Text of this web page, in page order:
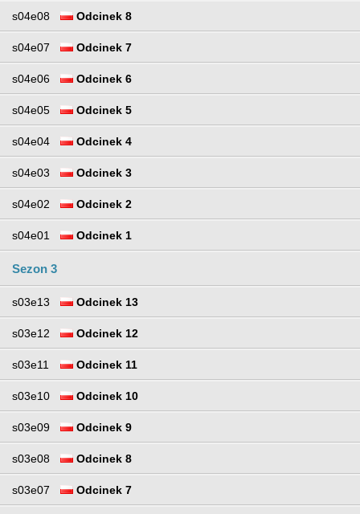
s04e08 Odcinek 8
s04e07 Odcinek 7
s04e06 Odcinek 6
s04e05 Odcinek 5
s04e04 Odcinek 4
s04e03 Odcinek 3
s04e02 Odcinek 2
s04e01 Odcinek 1
Sezon 3
s03e13 Odcinek 13
s03e12 Odcinek 12
s03e11 Odcinek 11
s03e10 Odcinek 10
s03e09 Odcinek 9
s03e08 Odcinek 8
s03e07 Odcinek 7